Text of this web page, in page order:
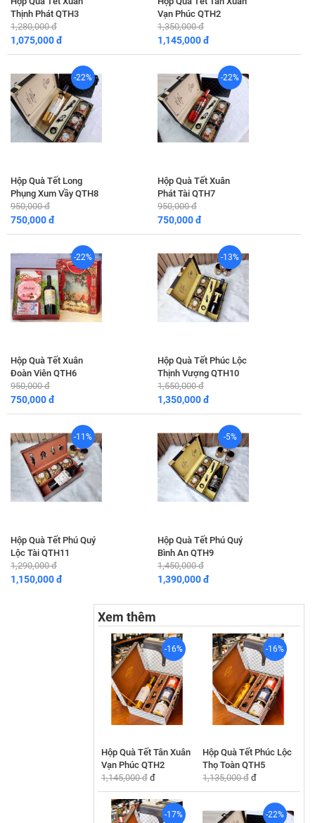
Thịnh Phát QTH3
1,280,000 đ
1,075,000 đ
Vạn Phúc QTH2
1,350,000 đ
1,145,000 đ
-22%
Hộp Quà Tết Long
Phụng Xum Vầy QTH8
950,000 đ
750,000 đ
-22%
Hộp Quà Tết Xuân
Phát Tài QTH7
950,000 đ
750,000 đ
-22%
Hộp Quà Tết Xuân
Đoàn Viên QTH6
950,000 đ
750,000 đ
-13%
Hộp Quà Tết Phúc Lộc
Thịnh Vượng QTH10
1,550,000 đ
1,350,000 đ
-11%
Hộp Quà Tết Phú Quý
Lộc Tài QTH11
1,290,000 đ
1,150,000 đ
-5%
Hộp Quà Tết Phú Quý
Bình An QTH9
1,450,000 đ
1,390,000 đ
Xem thêm
-16%
Hộp Quà Tết Tân Xuân
Vạn Phúc QTH2
1,145,000 đ đ
-16%
Hộp Quà Tết Phúc Lộc
Thọ Toàn QTH5
1,135,000 đ đ
-17% -22%